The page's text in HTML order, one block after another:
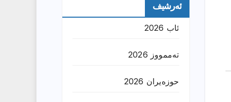
ئەرشیف
ئاب 2026
تەممووز 2026
حوزه‌یران 2026